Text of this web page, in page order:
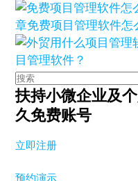
章免费项目管理软件
目管理软件？
扶持小微企业及
久免费账号
立即注册
预约演示